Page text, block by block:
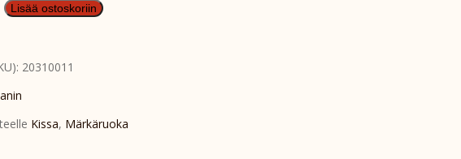
Lisää ostoskoriin
20310011
Kissa, Märkäruoka